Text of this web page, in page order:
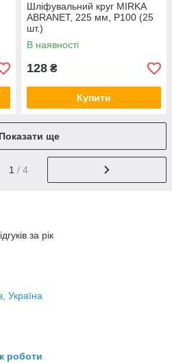
Шліфувальний круг MIRKA
ABRANET, 225 мм, P100 (25
шт.)
В наявності
128 ₴
Купити
Показати ще
1 / 4
за рік
Україна
роботи